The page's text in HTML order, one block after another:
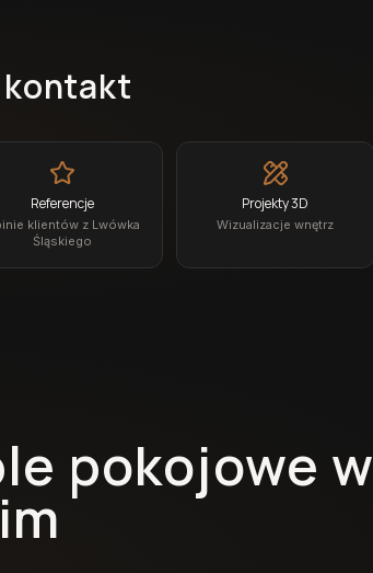
kontakt
Referencje
klientów z Lwówka
Śląskiego
Projekty 3D
Wizualizacje wnętrz
pokojowe w